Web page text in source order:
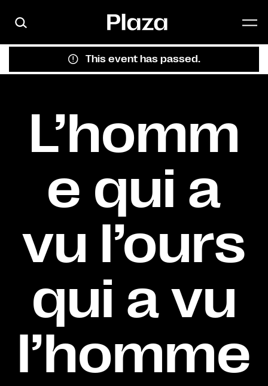
This event has passed.
L’homm
e qui a
vu l’ours
qui a vu
l’homme